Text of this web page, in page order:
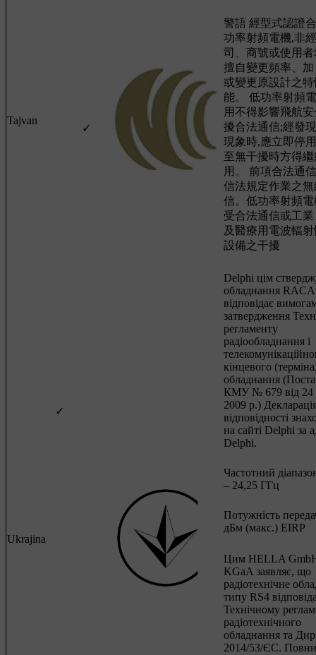
Tajvan
✓
警語 經型式認證
功率射頻電機,非
司、商號或使用
擅自變更頻率、
或變更原設計之
能。 低功率射頻
用不得影響飛航
擾合法通信;經發
現象時,應立即停
至無干擾時方得
用。 前項合法通
信法規定作業之
信。低功率射頻
受合法通信或工
及醫療用電波輻
設備之干擾
Ukrajina
✓
Delphi цім
обладнання
відповідає
затвердження
регламенту
радіообладнання і
кінцевого
обладнання
КМУ № 679 від 24
2009 р.)
відповідності
на сайті Delphi за
Delphi.
Частотний
– 24,25 ГГц
Потужність
дБм (макс.) EIRP
Цим HELLA
KGaA заявляє, що
радіотехнічне
типу RS4
Технічному
радіотехнічного
обладнання та
2014/53/ЄС.